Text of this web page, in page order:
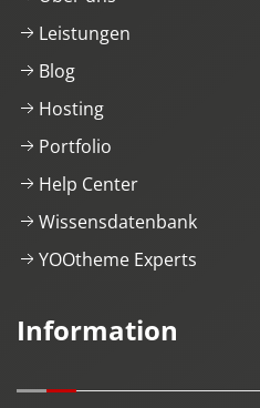
Leistungen
Blog
Hosting
Portfolio
Help Center
Wissensdatenbank
YOOtheme Experts
Information